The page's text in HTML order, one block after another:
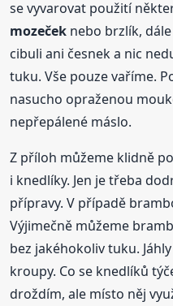
se vyvarovat použití
mozeček nebo brzlík,
cibuli ani česnek a nic
tuku. Vše pouze vaříme.
nasucho opraženou
nepřepálené máslo.
Z příloh můžeme klidně
i knedlíky. Jen je třeba
přípravy. V případě
Výjimečně můžeme
bez jakéhokoliv tuku.
kroupy. Co se knedlíků
droždím, ale místo něj